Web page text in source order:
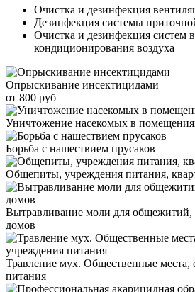
Очистка и дезинфекция
Дезинфекция системы
Очистка и дезинфекция систем
кондиционирования воздуха
Опрыскивание инсектицидами
от 800 руб
Уничтожение насекомых в
Борьба с нашествием прусаков
Общепиты, учреждения питания,
Вытравливание моли для общежитий,
домов
Травление мух. Общественные
питания